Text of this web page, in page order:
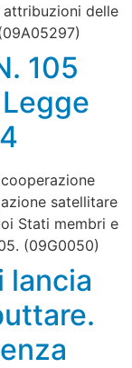
delle
105
satellitare
Stati membri e
(09G0050)
lancia